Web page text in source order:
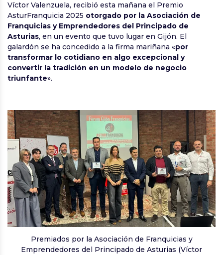
Víctor Valenzuela, recibió esta mañana el Premio
AsturFranquicia 2025 otorgado por la Asociación de
Franquicias y Emprendedores del Principado de
Asturias, en un evento que tuvo lugar en Gijón. El
galardón se ha concedido a la firma mariñana «por
transformar lo cotidiano en algo excepcional y
convertir la tradición en un modelo de negocio
triunfante».
Premiados por la Asociación de Franquicias y
Emprendedores del Principado de Asturias (Víctor